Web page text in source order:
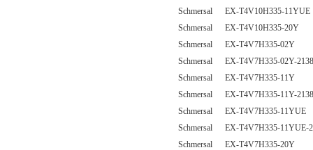
Schmersal EX-T4V10H335-11YUE
Schmersal EX-T4V10H335-20Y
Schmersal EX-T4V7H335-02Y
Schmersal EX-T4V7H335-02Y-2138
Schmersal EX-T4V7H335-11Y
Schmersal EX-T4V7H335-11Y-2138
Schmersal EX-T4V7H335-11YUE
Schmersal EX-T4V7H335-11YUE-
Schmersal EX-T4V7H335-20Y